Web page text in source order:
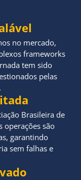
no mercado,
frameworks
tem sido
pelas
Brasileira de
operações são
garantindo
sem falhas e